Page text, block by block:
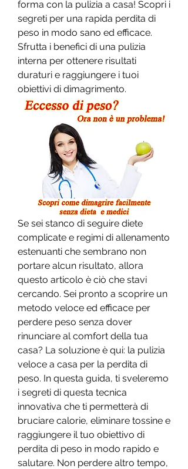
forma con la pulizia a casa! Scopri i
segreti per una rapida perdita di
peso in modo sano ed efficace.
Sfrutta i benefici di una pulizia
interna per ottenere risultati
duraturi e raggiungere i tuoi
obiettivi di dimagrimento.
Se sei stanco di seguire diete
complicate e regimi di allenamento
estenuanti che sembrano non
portare alcun risultato, allora
questo articolo è ciò che stavi
cercando. Sei pronto a scoprire un
metodo veloce ed efficace per
perdere peso senza dover
rinunciare al comfort della tua
casa? La soluzione è qui: la pulizia
veloce a casa per la perdita di
peso. In questa guida, ti sveleremo
i segreti di questa tecnica
innovativa che ti permetterà di
bruciare calorie, eliminare tossine e
raggiungere il tuo obiettivo di
perdita di peso in modo rapido e
salutare. Non perdere altro tempo,